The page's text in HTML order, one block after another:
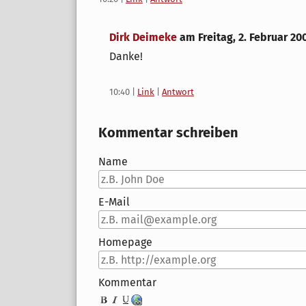
Dirk Deimeke am Freitag, 2. Februar
Danke!
10:40 Link Antwort
Kommentar schreiben
Name
E-Mail
Homepage
Kommentar